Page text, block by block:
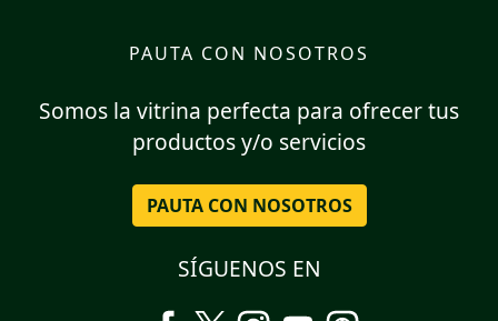
PAUTA CON NOSOTROS
Somos la vitrina perfecta para ofrecer tus
productos y/o servicios
PAUTA CON NOSOTROS
SÍGUENOS EN